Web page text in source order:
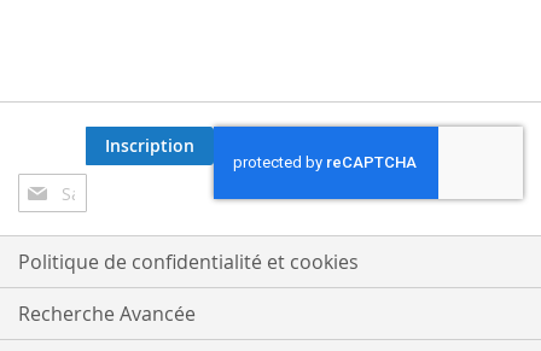
Inscription
à
notre
lettre
d’information
:
Inscription
Politique de confidentialité et cookies
Recherche Avancée